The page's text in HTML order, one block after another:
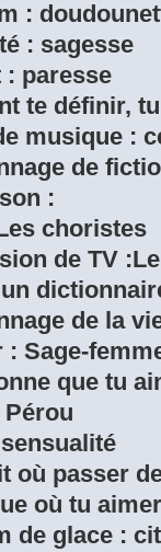
:
: sagesse
: paresse
te définir,
musique :
de
:
choristes
de TV
de la
Sage-
que tu
où passer
où tu
de glace :